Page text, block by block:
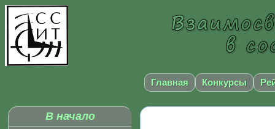
Главная Конкурсы
В начало